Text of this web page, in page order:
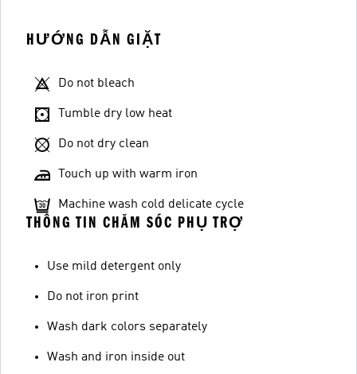
HƯỚNG DẪN GIẶT
Do not bleach
Tumble dry low heat
Do not dry clean
Touch up with warm iron
Machine wash cold delicate cycle
THÔNG TIN CHĂM SÓC PHỤ TRỢ
Use mild detergent only
Do not iron print
Wash dark colors separately
Wash and iron inside out